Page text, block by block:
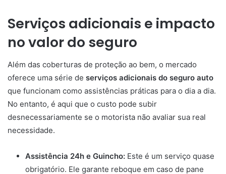
Serviços adicionais e impacto
no valor do seguro
Além das coberturas de proteção ao bem, o mercado
oferece uma série de serviços adicionais do seguro auto
que funcionam como assistências práticas para o dia a dia.
No entanto, é aqui que o custo pode subir
desnecessariamente se o motorista não avaliar sua real
necessidade.
Assistência 24h e Guincho: Este é um serviço quase
obrigatório. Ele garante reboque em caso de pane